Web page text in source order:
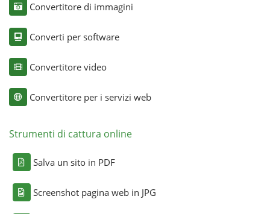
Convertitore di immagini
Converti per software
Convertitore video
Convertitore per i servizi web
Strumenti di cattura online
Salva un sito in PDF
Screenshot pagina web in JPG